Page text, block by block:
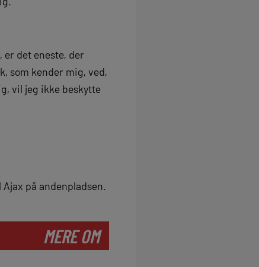
er det eneste, der
som kender mig, ved,
vil jeg ikke beskytte
på andenpladsen.
MERE OM